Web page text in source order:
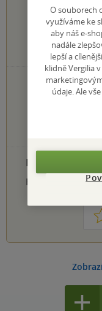
PŘIDEJTE SVÉ
Hodnocení
O souborech
využíváme ke
aby náš e-
nadále
lepší a
klidně Vergilia
údaje. Ale